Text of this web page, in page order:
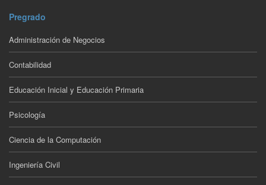
Pregrado
Administración de Negocios
Contabilidad
Educación Inicial y Educación Primaria
Psicología
Ciencia de la Computación
Ingeniería Civil